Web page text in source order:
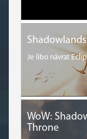
Je libo návrat
WoW:
Throne